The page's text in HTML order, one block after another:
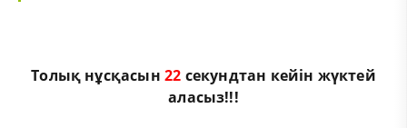
Толық нұсқасын21 секундтан кейін жүктей
аласыз!!!